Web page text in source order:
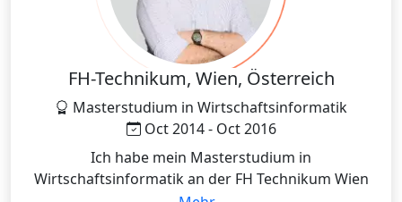
FH-Technikum, Wien, Österreich
Masterstudium in Wirtschaftsinformatik
Oct 2014 - Oct 2016
Ich habe mein Masterstudium in
Wirtschaftsinformatik an der FH Technikum Wien